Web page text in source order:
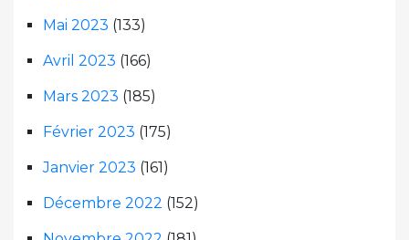
Mai 2023 (133)
Avril 2023 (166)
Mars 2023 (185)
Février 2023 (175)
Janvier 2023 (161)
Décembre 2022 (152)